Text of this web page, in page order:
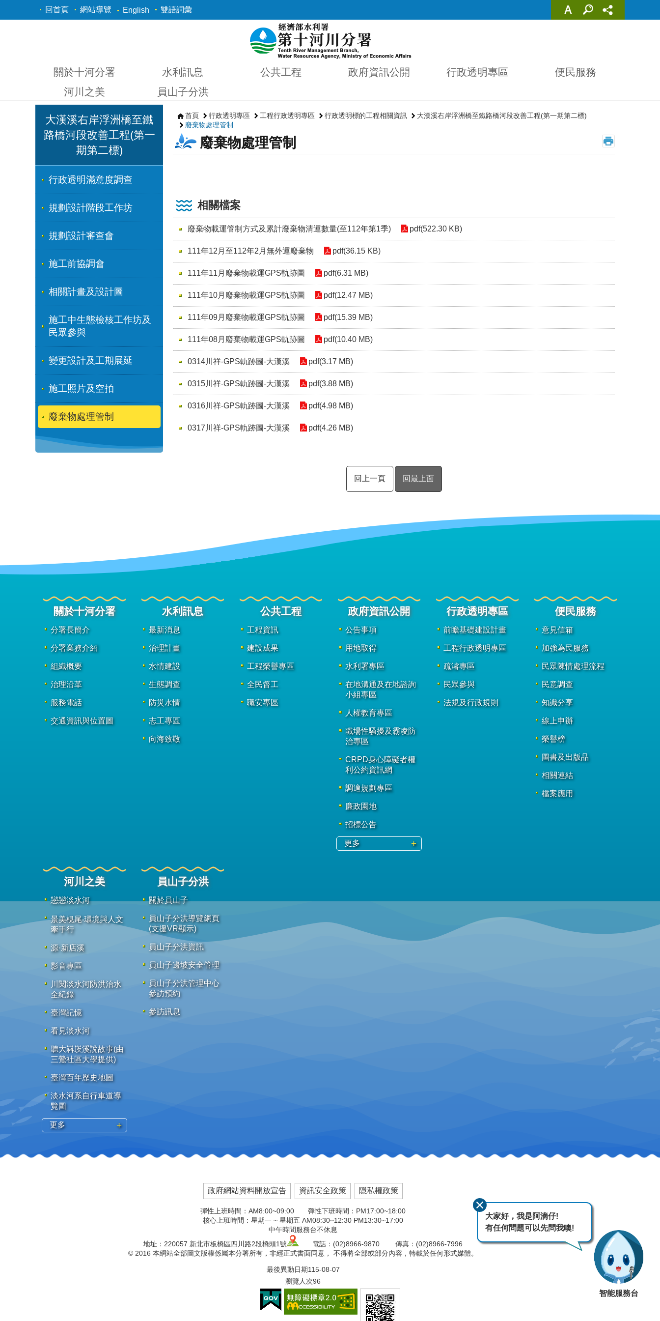
跳到主要內容區塊
回首頁 網站導覽 English 雙語詞彙
關於十河分署 水利訊息 公共工程 政府資訊公開 行政透明專區
便民服務
河川之美
員山子分洪
大漢溪右岸浮洲橋至鐵
路橋河段改善工程(第一
期第二標)
行政透明滿意度調查
規劃設計階段工作坊
規劃設計審查會
施工前協調會
相關計畫及設計圖
施工中生態檢核工作坊及
民眾參與
變更設計及工期展延
施工照片及空拍
廢棄物處理管制
首頁 行政透明專區 工程行政透明專區 行政透明標的工程相關資訊
大漢溪右岸浮洲橋至鐵路橋河段改善工程(第一期第二標)
廢棄物處理管制
廢棄物處理管制
相關檔案
廢棄物載運管制方式及累計廢棄物清運數量(至112年第1季) pdf(522.30 KB)
111年12月至112年2月無外運廢棄物 pdf(36.15 KB)
111年11月廢棄物載運GPS軌跡圖 pdf(6.31 MB)
111年10月廢棄物載運GPS軌跡圖 pdf(12.47 MB)
111年09月廢棄物載運GPS軌跡圖 pdf(15.39 MB)
111年08月廢棄物載運GPS軌跡圖 pdf(10.40 MB)
0314川祥-GPS軌跡圖-大漢溪 pdf(3.17 MB)
0315川祥-GPS軌跡圖-大漢溪 pdf(3.88 MB)
0316川祥-GPS軌跡圖-大漢溪 pdf(4.98 MB)
0317川祥-GPS軌跡圖-大漢溪 pdf(4.26 MB)
回上一頁 回最上面
關於十河分署
分署長簡介
分署業務介紹
組織概要
治理沿革
服務電話
交通資訊與位置圖
水利訊息
最新消息
治理計畫
水情建設
生態調查
防災水情
志工專區
向海致敬
公共工程
工程資訊
建設成果
工程榮譽專區
全民督工
職安專區
政府資訊公開
公告事項
用地取得
水利署專區
在地溝通及在地諮詢
小組專區
人權教育專區
職場性騷擾及霸凌防
治專區
CRPD身心障礙者權
利公約資訊網
調適規劃專區
廉政園地
招標公告
更多
行政透明專區
前瞻基礎建設計畫
工程行政透明專區
疏濬專區
民眾參與
法規及行政規則
便民服務
意見信箱
加強為民服務
民眾陳情處理流程
民意調查
知識分享
線上申辦
榮譽榜
圖書及出版品
相關連結
檔案應用
河川之美
戀戀淡水河
景美梘尾‧環境與人文
牽手行
源·新店溪
影音專區
川閱淡水河防洪治水
全紀錄
臺灣記憶
看見淡水河
聽大嵙崁溪說故事(由
三鶯社區大學提供)
臺灣百年歷史地圖
淡水河系自行車道導
覽圖
更多
員山子分洪
關於員山子
員山子分洪導覽網頁
(支援VR顯示)
員山子分洪資訊
員山子邊坡安全管理
員山子分洪管理中心
參訪預約
參訪訊息
政府網站資料開放宣告 資訊安全政策 隱私權政策
彈性上班時間：AM8:00~09:00 彈性下班時間：PM17:00~18:00
核心上班時間：星期一 ~ 星期五 AM08:30~12:30 PM13:30~17:00
中午時間服務台不休息
地址：220057 新北市板橋區四川路2段橋頭1號
電話：(02)8966-9870 傳真：(02)8966-7996
© 2016 本網站全部圖文版權係屬本分署所有，非經正式書面同意， 不得將全部或部分內容，轉載於任何形式媒體。
最後異動日期115-08-07
瀏覽人次96
大家好，我是阿滴仔!
有任何問題可以先問我噢!
智能服務台